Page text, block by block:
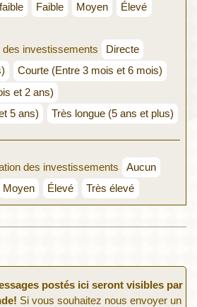
Faible Moyen
Élevé
des investissements
Directe
Courte (Entre 3 mois et 6 mois)
et 2 ans)
5 ans)
Très longue (5 ans et plus)
des investissements
Aucun
Moyen Élevé Très élevé
postés ici seront visibles par
Si vous souhaitez nous envoyer un